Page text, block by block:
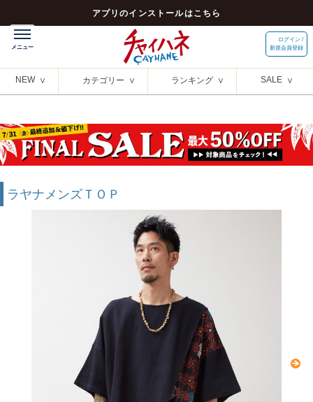
アプリのインストールはこちら
ログイン /
新規会員登録
NEW カテゴリー ランキング SALE
ラヤナメンズＴＯＰ